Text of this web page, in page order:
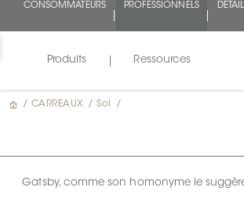
CONSOMMATEURS PROFESSIONNELS
Produits Ressources
/ CARREAUX / Sol /
Gatsby, comme son homonyme le